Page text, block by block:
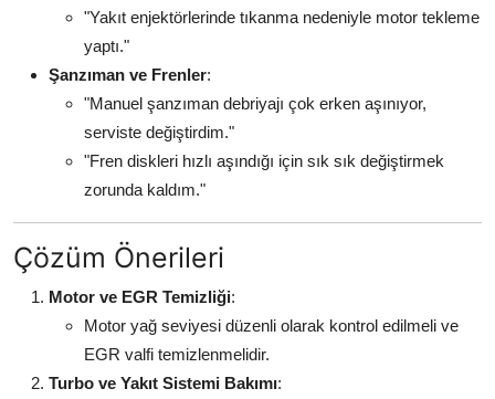
"Yakıt enjektörlerinde tıkanma nedeniyle motor tekleme
yaptı."
Şanzıman ve Frenler:
"Manuel şanzıman debriyajı çok erken aşınıyor,
serviste değiştirdim."
"Fren diskleri hızlı aşındığı için sık sık değiştirmek
zorunda kaldım."
Çözüm Önerileri
Motor ve EGR Temizliği:
Motor yağ seviyesi düzenli olarak kontrol edilmeli ve
EGR valfi temizlenmelidir.
Turbo ve Yakıt Sistemi Bakımı: